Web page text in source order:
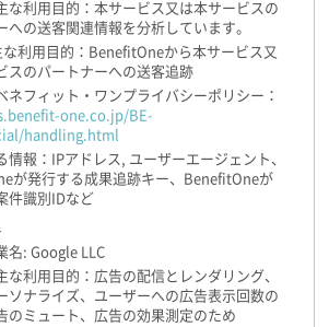
な利用目的：本サービス又は本サービスの
への送客関連情報を分析しています。
な利用目的：BenefitOneから本サービス又
スのパートナーへの送客追跡
ネフィット・ワンプライバシーポリシー：
one.co.jp/BE-
handling.html
情報：IPアドレス, ユーザーエージェント、
が発行する成果追跡キー、BenefitOneが
件識別IDなど
名: Google LLC
な利用目的：広告の配信とレンダリング、
ソナライズ、ユーザーへの広告表示回数の
のミュート、広告の効果測定のため